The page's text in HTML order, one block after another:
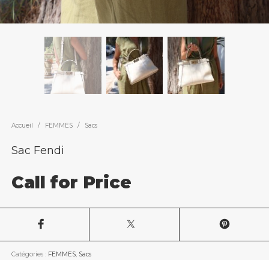
Accueil / FEMMES / Sacs
Sac Fendi
Call for Price
Catégories : FEMMES, Sacs